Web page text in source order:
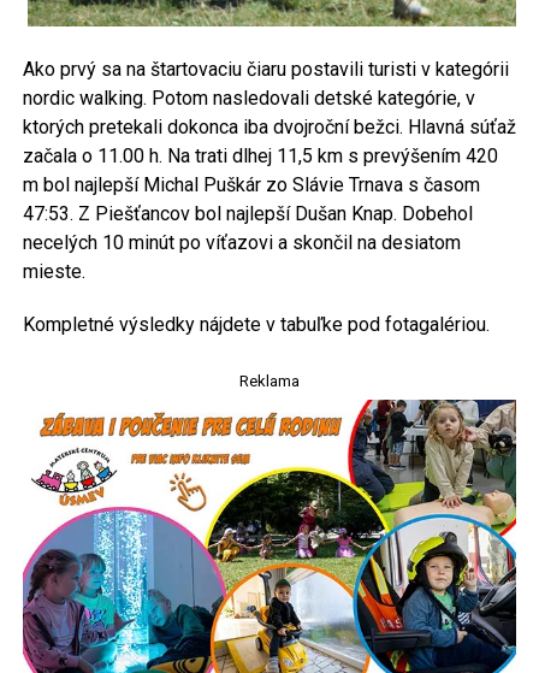
Ako prvý sa na štartovaciu čiaru postavili turisti v kategórii
nordic walking. Potom nasledovali detské kategórie, v
ktorých pretekali dokonca iba dvojroční bežci. Hlavná súťaž
začala o 11.00 h. Na trati dlhej 11,5 km s prevýšením 420
m bol najlepší Michal Puškár zo Slávie Trnava s časom
47:53. Z Piešťancov bol najlepší Dušan Knap. Dobehol
necelých 10 minút po víťazovi a skončil na desiatom
mieste.
Kompletné výsledky nájdete v tabuľke pod fotagalériou.
Reklama